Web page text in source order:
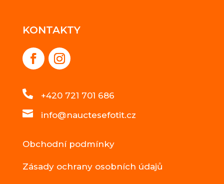
KONTAKTY
 +420 721 701 686
 info@nauctesefotit.cz
Obchodní podmínky
Zásady ochrany osobních údajů